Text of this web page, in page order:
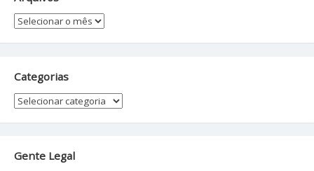
Arquivos
Categorias
Categorias
Gente Legal